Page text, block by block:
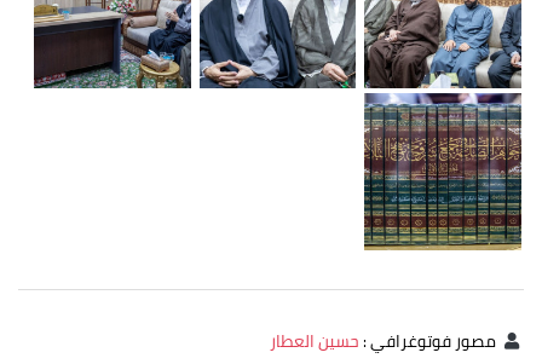
مصور فوتوغرافي:حسين العطار